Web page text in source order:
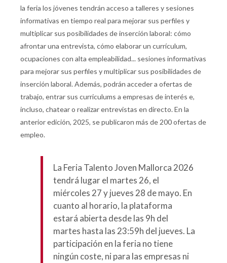
la feria los jóvenes tendrán acceso a talleres y sesiones
informativas en tiempo real para mejorar sus perfiles y
multiplicar sus posibilidades de inserción laboral: cómo
afrontar una entrevista, cómo elaborar un currículum,
ocupaciones con alta empleabilidad... sesiones informativas
para mejorar sus perfiles y multiplicar sus posibilidades de
inserción laboral. Además, podrán acceder a ofertas de
trabajo, entrar sus curriculums a empresas de interés e,
incluso, chatear o realizar entrevistas en directo. En la
anterior edición, 2025, se publicaron más de 200 ofertas de
empleo.
La Feria Talento Joven Mallorca 2026
tendrá lugar el martes 26, el
miércoles 27 y jueves 28 de mayo. En
cuanto al horario, la plataforma
estará abierta desde las 9h del
martes hasta las 23:59h del jueves. La
participación en la feria no tiene
ningún coste, ni para las empresas ni